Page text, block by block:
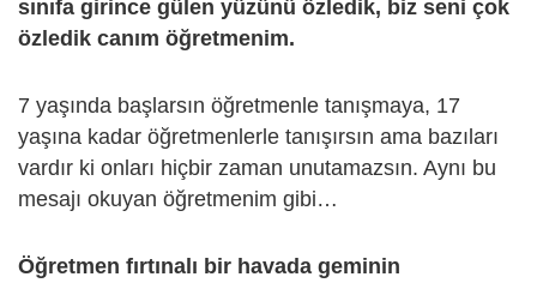
sınıfa girince gülen yüzünü özledik, biz seni çok
özledik canım öğretmenim.
7 yaşında başlarsın öğretmenle tanışmaya, 17
yaşına kadar öğretmenlerle tanışırsın ama bazıları
vardır ki onları hiçbir zaman unutamazsın. Aynı bu
mesajı okuyan öğretmenim gibi…
Öğretmen fırtınalı bir havada geminin